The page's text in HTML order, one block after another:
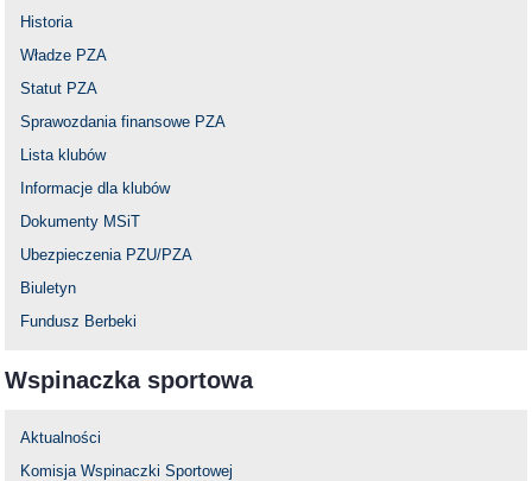
Historia
Władze PZA
Statut PZA
Sprawozdania finansowe PZA
Lista klubów
Informacje dla klubów
Dokumenty MSiT
Ubezpieczenia PZU/PZA
Biuletyn
Fundusz Berbeki
Wspinaczka sportowa
Aktualności
Komisja Wspinaczki Sportowej